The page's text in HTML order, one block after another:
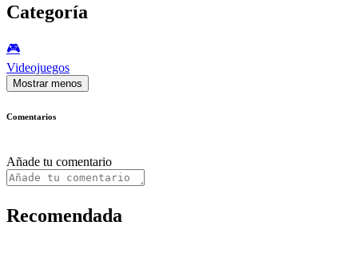
Categoría
🎮️
Videojuegos
Mostrar menos
Comentarios
Añade tu comentario
Recomendada